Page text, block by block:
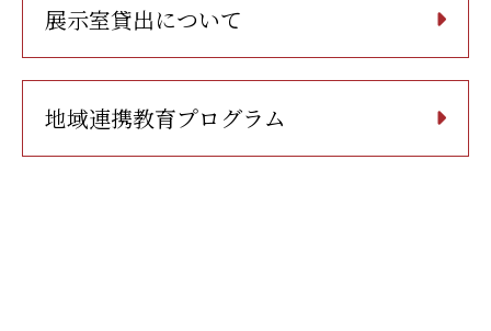
展示室貸出について
地域連携教育プログラム